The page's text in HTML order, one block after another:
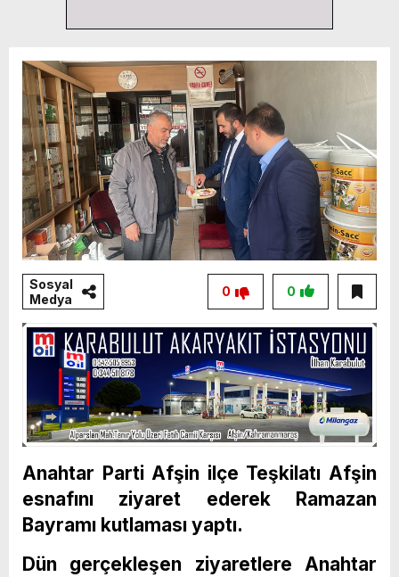
Sosyal
Medya
0
0
Anahtar Parti Afşin ilçe Teşkilatı Afşin
esnafını ziyaret ederek Ramazan
Bayramı kutlaması yaptı.
Dün gerçekleşen ziyaretlere Anahtar